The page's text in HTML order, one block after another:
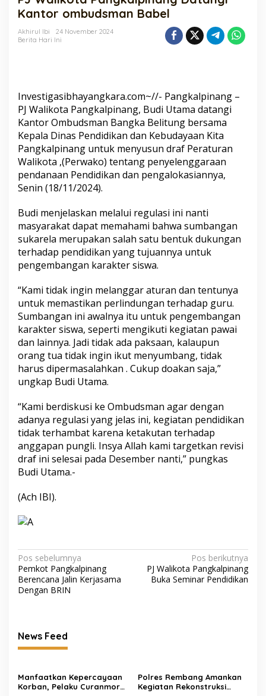
Datangi
Kantor
Kantor ombudsman Babel
Akhirul Ibi
24 November 2024
Berita Hari Ini
Investigasibhayangkara.com~//- Pangkalpinang –
PJ Walikota Pangkalpinang, Budi Utama datangi
Kantor Ombudsman Bangka Belitung bersama
Kepala Dinas Pendidikan dan Kebudayaan Kita
Pangkalpinang untuk menyusun draf Peraturan
Walikota ,(Perwako) tentang penyelenggaraan
pendanaan Pendidikan dan pengalokasiannya,
Senin (18/11/2024).
Budi menjelaskan melalui regulasi ini nanti
masyarakat dapat memahami bahwa sumbangan
sukarela merupakan salah satu bentuk dukungan
terhadap pendidikan yang tujuannya untuk
pengembangan karakter siswa.
“Kami tidak ingin melanggar aturan dan tentunya
untuk memastikan perlindungan terhadap guru.
Sumbangan ini awalnya itu untuk pengembangan
karakter siswa, seperti mengikuti kegiatan pawai
dan lainnya. Jadi tidak ada paksaan, kalaupun
orang tua tidak ingin ikut menyumbang, tidak
harus dipermasalahkan . Cukup doakan saja,”
ungkap Budi Utama.
“Kami berdiskusi ke Ombudsman agar dengan
adanya regulasi yang jelas ini, kegiatan pendidikan
tidak terhambat karena ketakutan terhadap
anggapan pungli. Insya Allah kami targetkan revisi
draf ini selesai pada Desember nanti,” pungkas
Budi Utama.-
(Ach IBI).
Navigasi
pos
Pos sebelumnya
Pemkot Pangkalpinang
Berencana Jalin Kerjasama
Dengan BRIN
Pos berikutnya
PJ Walikota Pangkalpinang
Buka Seminar Pendidikan
News Feed
Manfaatkan Kepercayaan
Korban, Pelaku Curanmor
Polres Rembang Amankan
Kegiatan Rekonstruksi